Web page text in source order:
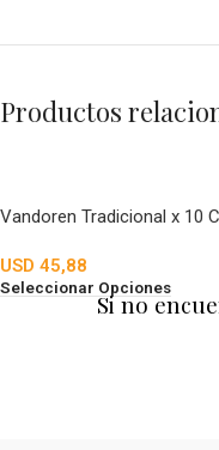
Productos
Vandoren Tradicional x 10
USD 45,88
Seleccionar Opciones
Si no